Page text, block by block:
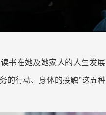
书在她及她家人的人生发
的行动、身体的接触”这五